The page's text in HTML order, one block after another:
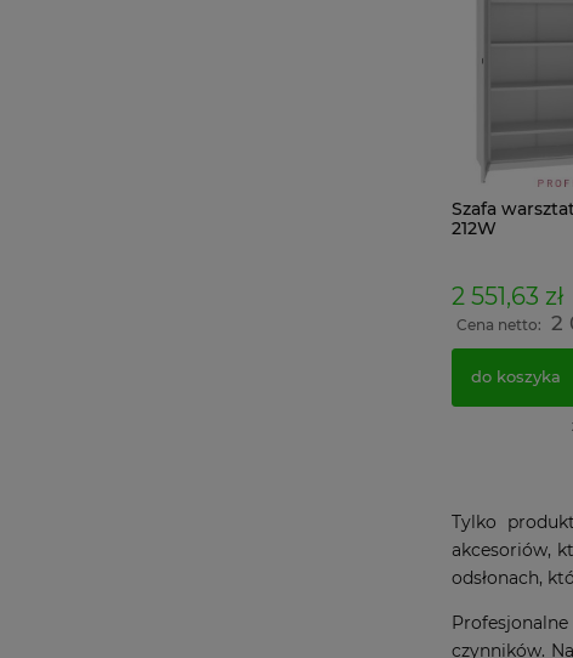
Szafa
212W
2 551,63 zł
Cena netto: 2
do koszyka
Tylko
akcesoriów,
odsłonach,
czynników.